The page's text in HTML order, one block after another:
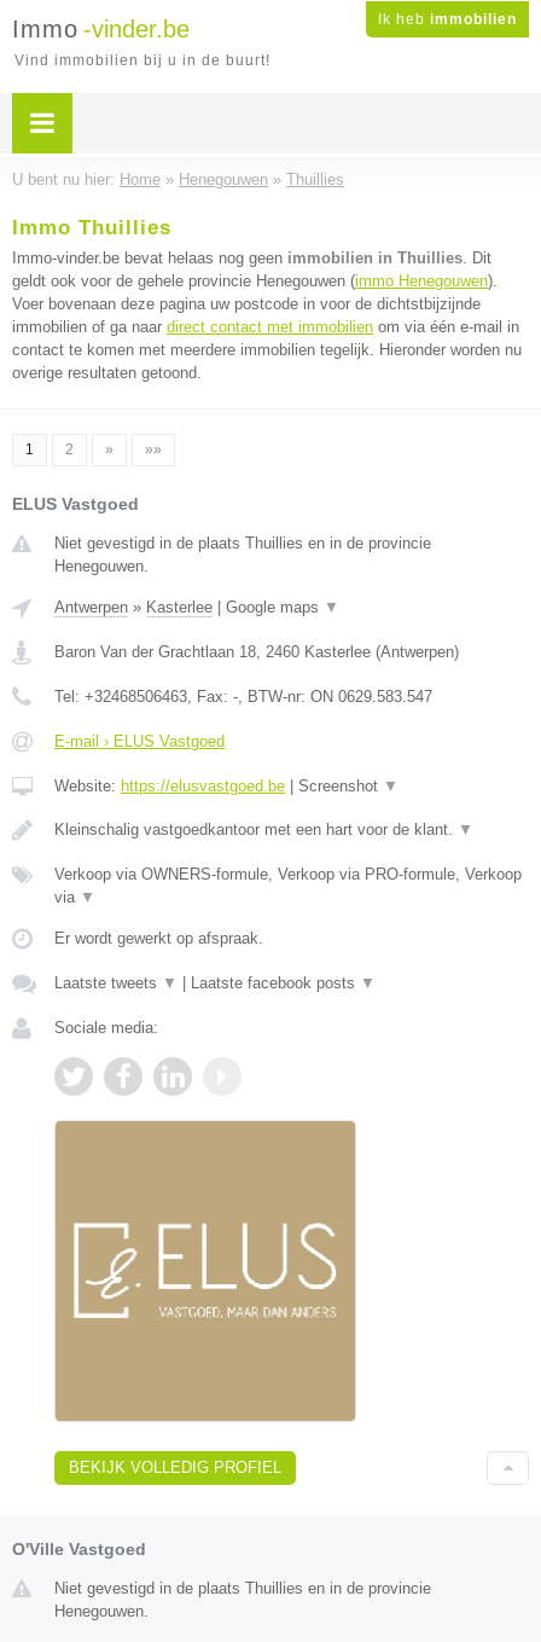
Ik heb immobilien
Immo -vinder.be
Vind immobilien bij u in de buurt!
U bent nu hier: Home » Henegouwen » Thuillies
Immo Thuillies
Immo-vinder.be bevat helaas nog geen immobilien in Thuillies. Dit
geldt ook voor de gehele provincie Henegouwen (immo Henegouwen).
Voer bovenaan deze pagina uw postcode in voor de dichtstbijzijnde
immobilien of ga naar direct contact met immobilien om via één e-mail in
contact te komen met meerdere immobilien tegelijk. Hieronder worden nu
overige resultaten getoond.
1 2 » »»
ELUS Vastgoed
Niet gevestigd in de plaats Thuillies en in de provincie
Henegouwen.
Antwerpen » Kasterlee Google maps ▼
Baron Van der Grachtlaan 18, 2460 Kasterlee (Antwerpen)
Tel: +32468506463, Fax: -, BTW-nr: ON 0629.583.547
E-mail › ELUS Vastgoed
Website: https://elusvastgoed.be Screenshot ▼
Kleinschalig vastgoedkantoor met een hart voor de klant. ▼
Verkoop via OWNERS-formule, Verkoop via PRO-formule, Verkoop
via ▼
Er wordt gewerkt op afspraak.
Laatste tweets ▼ Laatste facebook posts ▼
Sociale media:
BEKIJK VOLLEDIG PROFIEL
O'Ville Vastgoed
Niet gevestigd in de plaats Thuillies en in de provincie
Henegouwen.